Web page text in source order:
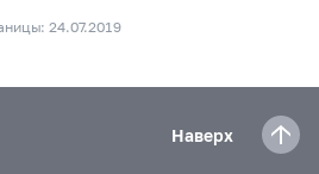
24.07.2019
Наверх